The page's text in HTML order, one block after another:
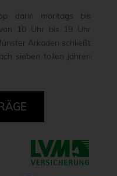
dann montags bis
10 Uhr bis 19 Uhr
Arkaden schließt
sieben tollen Jahren